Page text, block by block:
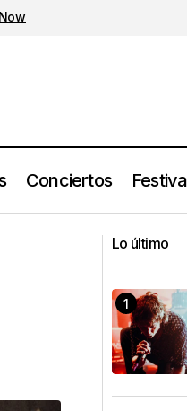
Conciertos
México
Lo último